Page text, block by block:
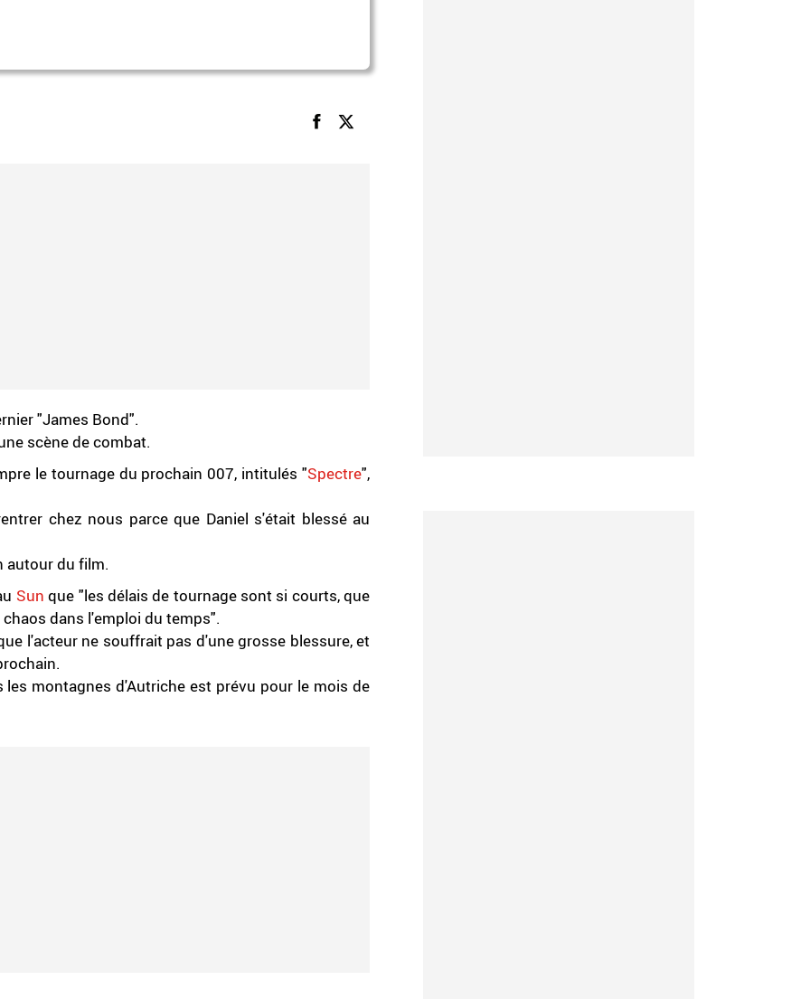
"James Bond".
scène de combat.
le tournage du prochain 007, intitulés "Spectre",
chez nous parce que Daniel s'était blessé au
autour du film.
Sun que "les délais de tournage sont si courts, que
dans l'emploi du temps".
l'acteur ne souffrait pas d'une grosse blessure, et
montagnes d'Autriche est prévu pour le mois de